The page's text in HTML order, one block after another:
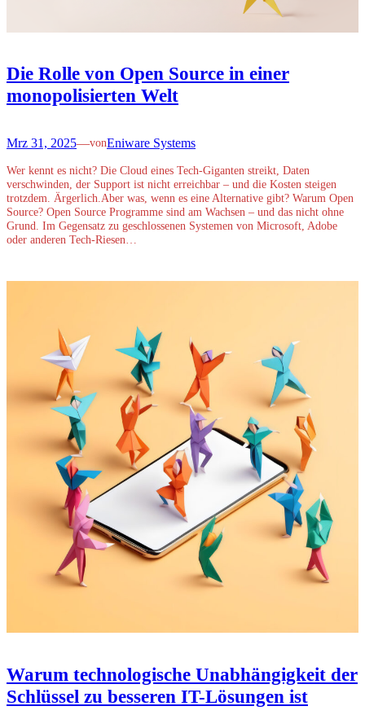
Die Rolle von Open Source in einer
monopolisierten Welt
Mrz 31, 2025—vonEniware Systems
Wer kennt es nicht? Die Cloud eines Tech-Giganten streikt, Daten
verschwinden, der Support ist nicht erreichbar – und die Kosten steigen
trotzdem. Ärgerlich.Aber was, wenn es eine Alternative gibt? Warum Open
Source? Open Source Programme sind am Wachsen – und das nicht ohne
Grund. Im Gegensatz zu geschlossenen Systemen von Microsoft, Adobe
oder anderen Tech-Riesen…
Warum technologische Unabhängigkeit der
Schlüssel zu besseren IT-Lösungen ist